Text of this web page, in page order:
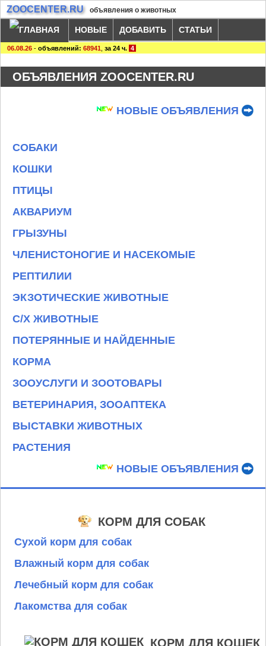
ZOOCENTER.RU объявления о животных
НОВЫЕ ДОБАВИТЬ СТАТЬИ
06.08.26 - объявлений: 68941 за 24 ч. 4
ОБЪЯВЛЕНИЯ ZOOCENTER.RU
НОВЫЕ ОБЪЯВЛЕНИЯ
СОБАКИ
КОШКИ
ПТИЦЫ
АКВАРИУМ
ГРЫЗУНЫ
ЧЛЕНИСТОНОГИЕ И НАСЕКОМЫЕ
РЕПТИЛИИ
ЭКЗОТИЧЕСКИЕ ЖИВОТНЫЕ
С/Х ЖИВОТНЫЕ
ПОТЕРЯННЫЕ И НАЙДЕННЫЕ
КОРМА
ЗООУСЛУГИ И ЗООТОВАРЫ
ВЕТЕРИНАРИЯ, ЗООАПТЕКА
ВЫСТАВКИ ЖИВОТНЫХ
РАСТЕНИЯ
НОВЫЕ ОБЪЯВЛЕНИЯ
КОРМ ДЛЯ СОБАК
Сухой корм для собак
Влажный корм для собак
Лечебный корм для собак
Лакомства для собак
КОРМ ДЛЯ КОШЕК